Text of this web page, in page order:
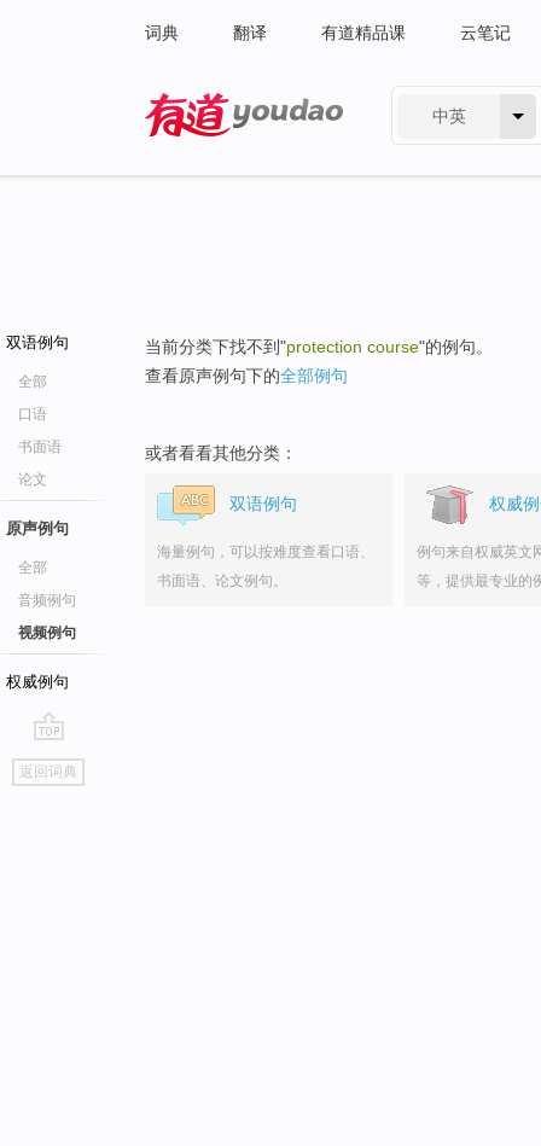
词典 翻译 有道精品课 云笔记
中英
双语例句
全部
口语
书面语
论文
原声例句
全部
音频例句
视频例句
权威例句
go
top
返回词典
当前分类下找不到"protection course"的例句。
查看原声例句下的全部例句
或者看看其他分类：
双语例句
海量例句，可以按难度查看口语、
书面语、论文例句。
权威
例句来自权威英文
等，提供最专业的